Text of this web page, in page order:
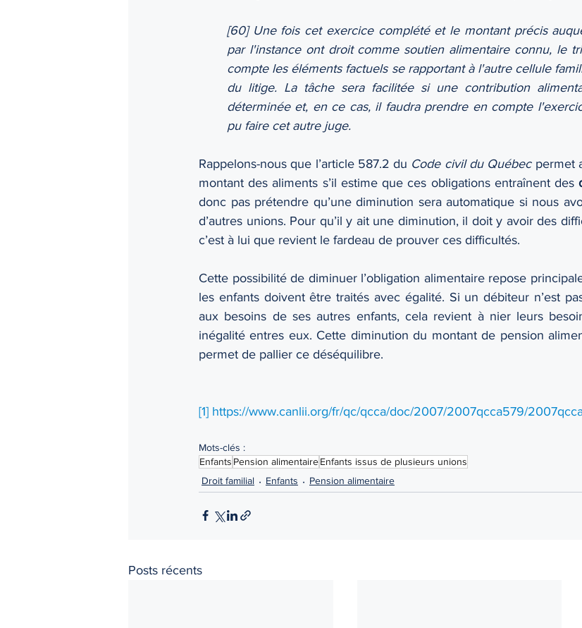
[60] Une fois cet exercice complété et le montant précis
par l'instance ont droit comme soutien alimentaire connu, le
compte les éléments factuels se rapportant à l'autre cellule
du litige. La tâche sera facilitée si une contribution
déterminée et, en ce cas, il faudra prendre en compte
pu faire cet autre juge.
Rappelons-nous que l’article 587.2 du Code civil du Québec permet
montant des aliments s’il estime que ces obligations entraînent des
donc pas prétendre qu’une diminution sera automatique si nous
d’autres unions. Pour qu’il y ait une diminution, il doit y avoir des
c’est à lui que revient le fardeau de prouver ces difficultés.
Cette possibilité de diminuer l’obligation alimentaire repose
les enfants doivent être traités avec égalité. Si un débiteur n’est
aux besoins de ses autres enfants, cela revient à nier leurs
inégalité entres eux. Cette diminution du montant de pension
permet de pallier ce déséquilibre.
[1] https://www.canlii.org/fr/qc/qcca/doc/2007/2007qcca579/
Mots-clés :
Enfants Pension alimentaireEnfants issus de plusieurs unions
Droit familial
Enfants Pension alimentaire
Posts récents